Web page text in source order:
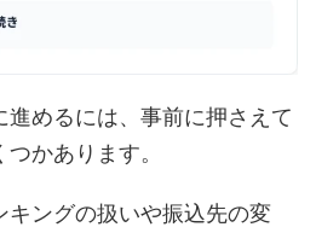
進めるには、事前に押さえて
かあります。
キングの扱いや振込先の変